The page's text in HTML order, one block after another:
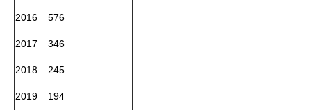
2016 576
2017 346
2018 245
2019 194